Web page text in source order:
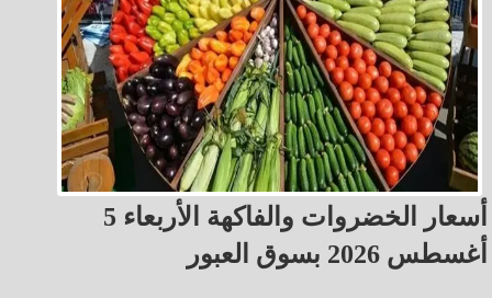
أسعار الخضروات والفاكهة الأربعاء 5
أغسطس 2026 بسوق العبور